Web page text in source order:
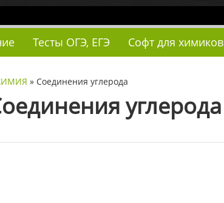
Тесты ОГЭ, ЕГЭ Софт для химиков
» Соединения углерода
углерода